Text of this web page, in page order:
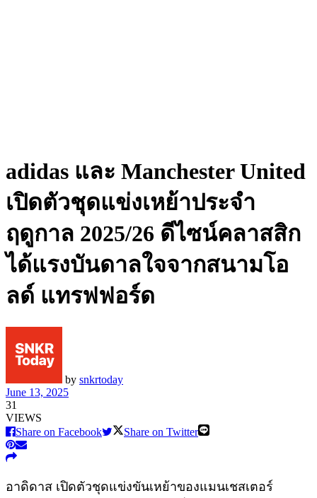
adidas และ Manchester United
เปิดตัวชุดแข่งเหย้าประจำ
ฤดูกาล 2025/26 ดีไซน์คลาสสิก
ได้แรงบันดาลใจจากสนามโอ
ลด์ แทรฟฟอร์ด
by snkrtoday
June 13, 2025
31
VIEWS
Share on Facebook
Share on Twitter
อาดิดาส เปิดตัวชุดแข่งขันเหย้าของแมนเชสเตอร์